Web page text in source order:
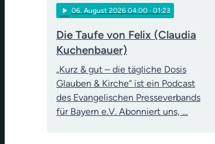
play_arrow 06 . August 2026 04:00 · 01:23
Die Taufe von Felix (Claudia
Kuchenbauer)
„Kurz & gut – die tägliche Dosis
Glauben & Kirche“ ist ein Podcast
des Evangelischen Presseverbands
für Bayern e.V. Abonniert uns, …